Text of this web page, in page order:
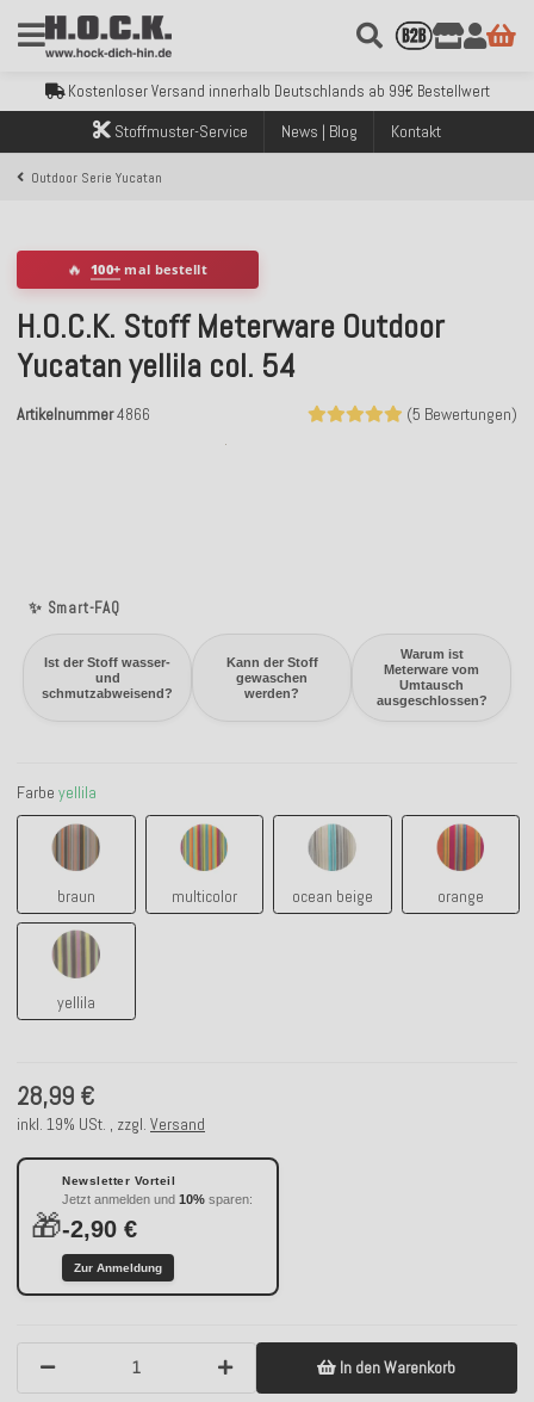
Über 120.000 erfolgreich versendete Bestellungen
Sicher bezahlen mit Klarna, PayPal & Amazon Pay
Kostenloser Versand innerhalb Deutschlands ab 99€ Bestellwert
Über 120.000 erfolgreich versendete Bestellungen
Sicher bezahlen mit Klarna, PayPal & Amazon Pay
Stoffmuster-Service News | Blog Kontakt
Outdoor Serie Yucatan
✨ Smart-FAQ
Ist der Stoff wasser-
und
schmutzabweisend?
Kann der Stoff
gewaschen
werden?
Warum ist
Meterware vom
Umtausch
ausgeschlossen?
🔥 100+ mal bestellt
H.O.C.K. Stoff Meterware Outdoor
Yucatan yellila col. 54
(5 Bewertungen)
Artikelnummer4866
Farbe yellila
braun
braun
multicolor
multicolor
ocean beige
ocean beige
orange
orange
yellila
yellila
28,99 €
inkl. 19% USt. , zzgl. Versand
🎁
Newsletter Vorteil
Jetzt anmelden und 10% sparen:
-2,90 €
Zur Anmeldung
In den Warenkorb